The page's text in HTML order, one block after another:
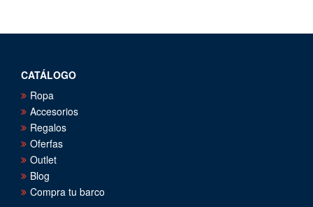
CATÁLOGO
Ropa
Accesorios
Regalos
Oferfas
Outlet
Blog
Compra tu barco